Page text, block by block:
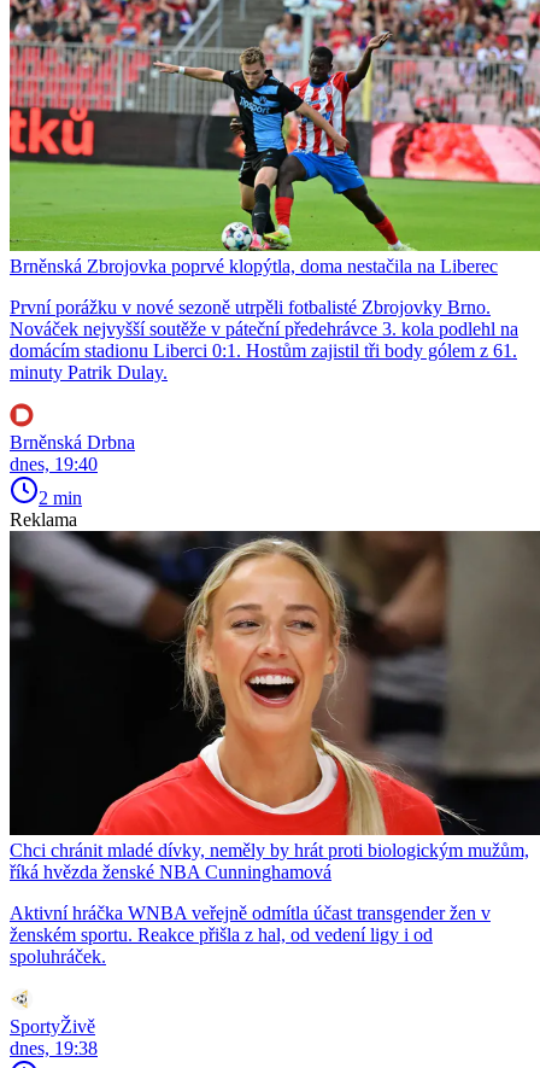
Brněnská Zbrojovka poprvé klopýtla, doma nestačila na Liberec
První porážku v nové sezoně utrpěli fotbalisté Zbrojovky Brno.
Nováček nejvyšší soutěže v páteční předehrávce 3. kola podlehl na
domácím stadionu Liberci 0:1. Hostům zajistil tři body gólem z 61.
minuty Patrik Dulay.
Brněnská Drbna
dnes, 19:40
2 min
Reklama
Chci chránit mladé dívky, neměly by hrát proti biologickým mužům,
říká hvězda ženské NBA Cunninghamová
Aktivní hráčka WNBA veřejně odmítla účast transgender žen v
ženském sportu. Reakce přišla z hal, od vedení ligy i od
spoluhráček.
SportyŽivě
dnes, 19:38